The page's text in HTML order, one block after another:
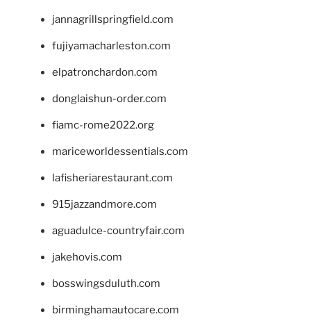
jannagrillspringfield.com
fujiyamacharleston.com
elpatronchardon.com
donglaishun-order.com
fiamc-rome2022.org
mariceworldessentials.com
lafisheriarestaurant.com
915jazzandmore.com
aguadulce-countryfair.com
jakehovis.com
bosswingsduluth.com
birminghamautocare.com